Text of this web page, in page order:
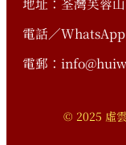
地址：荃灣芙蓉
電話／
電郵：
© 2025 虛